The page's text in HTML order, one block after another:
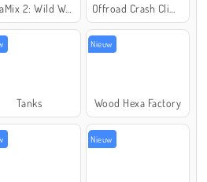
VegaMix 2: Wild West
Tanks
Nieuw
Wood Hexa Factory
Nieuw